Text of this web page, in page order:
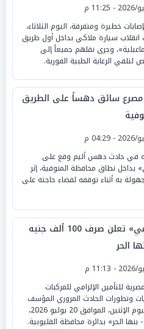
بإصابات خطيرة ومتفرقة، اليوم الثلاثاء،
انقلاب سيارة ملاكي بداخل أول طريق
وجرى نقلهم جميعاً إلى
الرعاية الطبية الفورية.
مصرع سائق دهساً على الطريق
في حادث دهس أليم وقع على
بداخل نطاق محافظة المنوفية، إثر
به أثناء توقفه لقضاء حاجته على
«التأمين الإلزامي» تعلن صرف 100 ألف جنيه
الحر
للتأمين الإلزامي للمركبات
وتطورات الحادث المروري المؤسف
الذي وقع صباح اليوم الإثنين، الموافق 20 يوليو 2026،
الحر» بدائرة محافظة القليوبية.